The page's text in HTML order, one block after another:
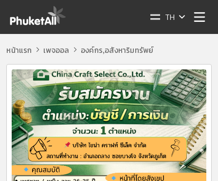
TH
หน้าแรก เพจออล องค์กร,อสังหาริมทรัพย์